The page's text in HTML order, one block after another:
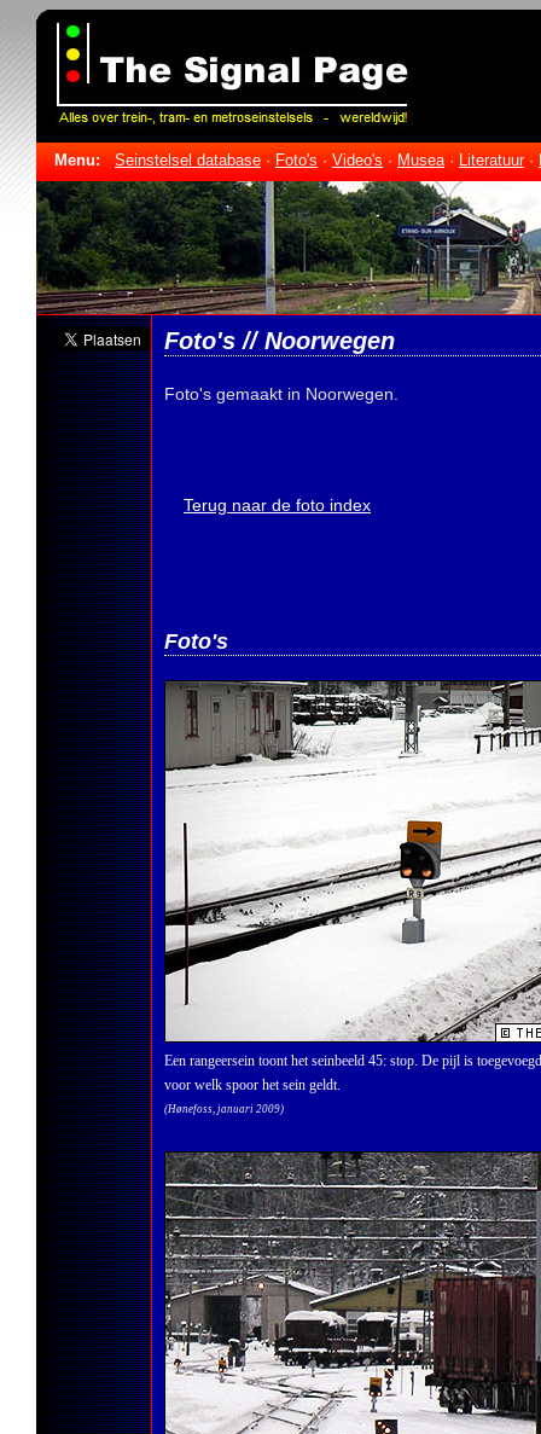
Menu: Seinstelsel database · Foto's · Video's · Musea· Literatuur·
Foto's // Noorwegen
Foto's gemaakt in Noorwegen.
Terug naar de foto index
Foto's
Een rangeersein toont het seinbeeld 45: stop. De pijl is
voor welk spoor het sein geldt.
(Hønefoss, januari 2009)